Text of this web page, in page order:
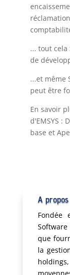
... tout cela
de
...et même
peut être
En savoir
d'EMSYS :
base et
A propos
Fondée
que
la